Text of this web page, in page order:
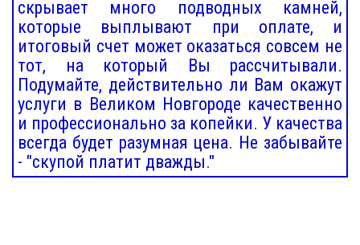
скрывает много подводных камней,
которые выплывают при оплате, и
итоговый счет может оказаться совсем не
тот, на который Вы рассчитывали.
Подумайте, действительно ли Вам окажут
услуги в Великом Новгороде качественно
и профессионально за копейки. У качества
всегда будет разумная цена. Не забывайте
- "скупой платит дважды."